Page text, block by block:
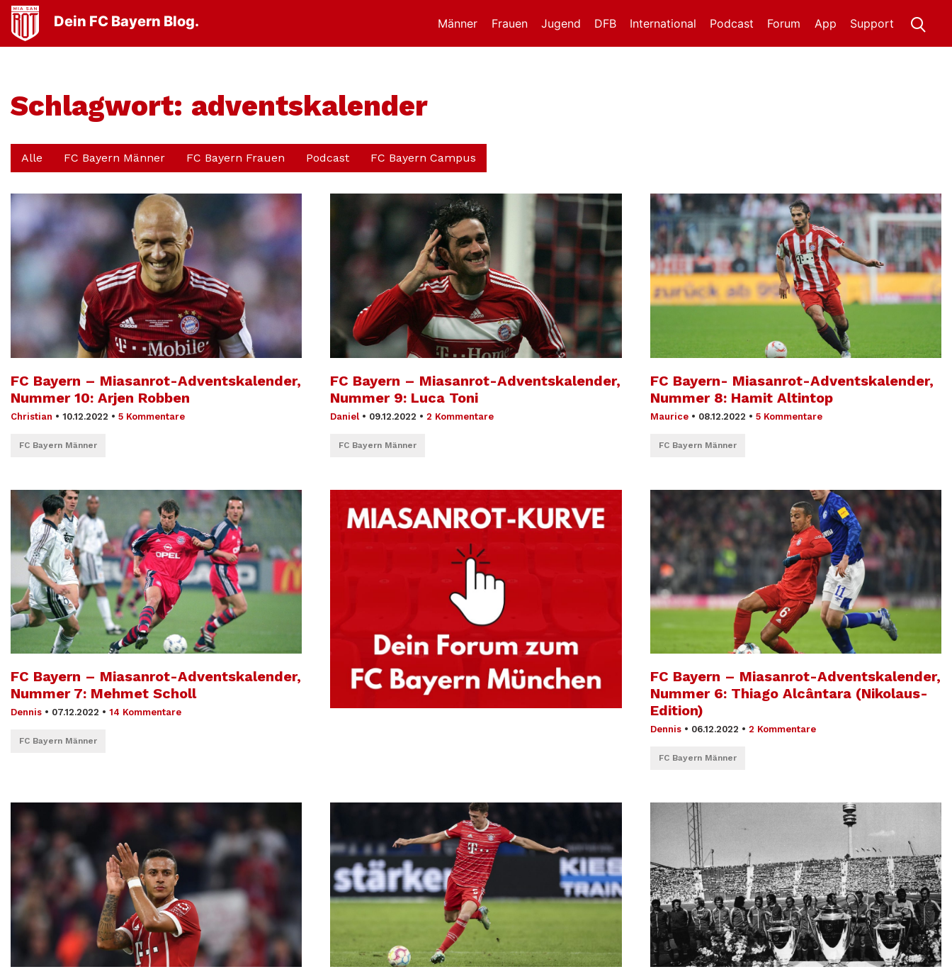
Dein FC Bayern Blog. Männer Frauen Jugend DFB International Support
App
Forum
Podcast
Schlagwort: adventskalender
Alle FC Bayern Männer FC Bayern Frauen Podcast FC Bayern Campus
FC Bayern – Miasanrot-Adventskalender,
Nummer 10: Arjen Robben
Christian • 10.12.2022 • 5 Kommentare
FC Bayern Männer
FC Bayern – Miasanrot-Adventskalender,
Nummer 9: Luca Toni
Daniel • 09.12.2022 • 2 Kommentare
FC Bayern Männer
FC Bayern- Miasanrot-Adventskalender,
Nummer 8: Hamit Altintop
Maurice • 08.12.2022 • 5 Kommentare
FC Bayern Männer
FC Bayern – Miasanrot-Adventskalender,
Nummer 7: Mehmet Scholl
Dennis • 07.12.2022 • 14 Kommentare
FC Bayern Männer
FC Bayern – Miasanrot-Adventskalender,
Nummer 6: Thiago Alcântara (Nikolaus-
Edition)
Dennis • 06.12.2022 • 2 Kommentare
FC Bayern Männer